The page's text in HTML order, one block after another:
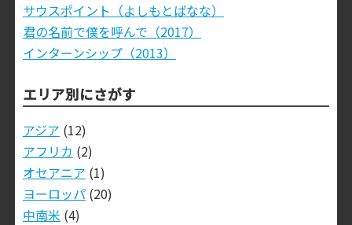
サウスポイント（よしもとばなな）
君の名前で僕を呼んで（2017）
インターンシップ（2013）
エリア別にさがす
アジア (12)
アフリカ (2)
オセアニア (1)
ヨーロッパ(20)
中南米 (4)